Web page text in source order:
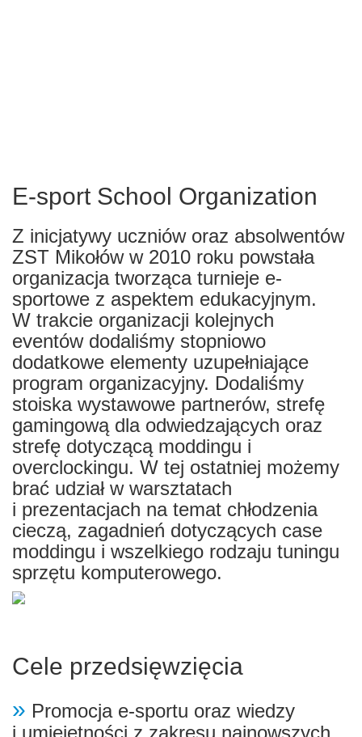
E-sport School Organization
Z inicjatywy uczniów oraz absolwentów
ZST Mikołów w 2010 roku powstała
organizacja tworząca turnieje e-
sportowe z aspektem edukacyjnym.
W trakcie organizacji kolejnych
eventów dodaliśmy stopniowo
dodatkowe elementy uzupełniające
program organizacyjny. Dodaliśmy
stoiska wystawowe partnerów, strefę
gamingową dla odwiedzających oraz
strefę dotyczącą moddingu i
overclockingu. W tej ostatniej możemy
brać udział w warsztatach
i prezentacjach na temat chłodzenia
cieczą, zagadnień dotyczących case
moddingu i wszelkiego rodzaju tuningu
sprzętu komputerowego.
Cele przedsięwzięcia
» Promocja e-sportu oraz wiedzy
i umiejętności z zakresu najnowszych